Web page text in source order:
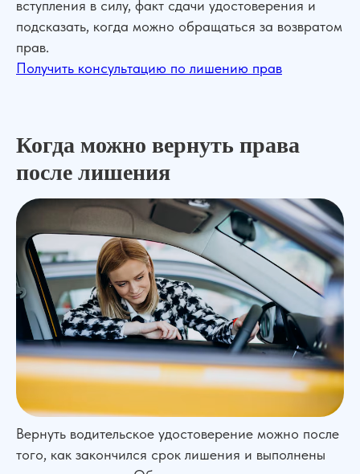
вступления в силу, факт сдачи удостоверения и
подсказать, когда можно обращаться за возвратом
прав.
Получить консультацию по лишению прав
Когда можно вернуть права
после лишения
Вернуть водительское удостоверение можно после
того, как закончился срок лишения и выполнены